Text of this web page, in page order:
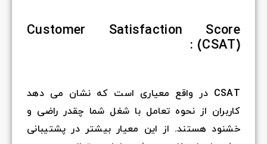
Customer Satisfaction Score
(CSAT) :
CSAT در واقع معیاری است که نشان می دهد
کاربران از نحوه تعامل با شغل شما چقدر راضی و
خشنود هستند. از این معیار بیشتر در پشتیبانی